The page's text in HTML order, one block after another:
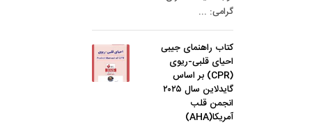
گرامی: ...
کتاب راهنمای جیبی
احیای قلبی-ریوی
(CPR) بر اساس
گایدلاین سال ۲۰۲۵
انجمن قلب
آمريكا(AHA)